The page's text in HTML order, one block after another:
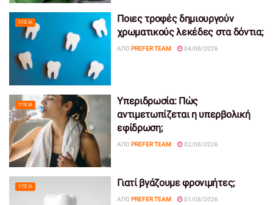
ΥΓΕΊΑ
Ποιες τροφές δημιουργούν
χρωματικούς λεκέδες στα δόντια;
ΑΠΌ PREFER TEAM 04/08/2026
ΥΓΕΊΑ
Υπεριδρωσία: Πώς
αντιμετωπίζεται η υπερβολική
εφίδρωση;
ΑΠΌ PREFER TEAM 02/08/2026
ΥΓΕΊΑ Γιατί βγάζουμε φρονιμήτες;
ΑΠΌ PREFER TEAM 01/08/2026